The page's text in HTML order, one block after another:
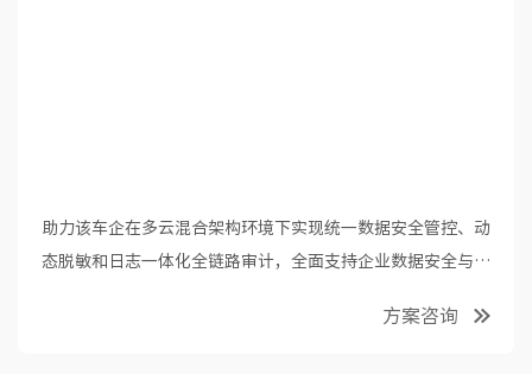
助力该车企在多云混合架构环境下实现统一数据安全管控、动
态脱敏和日志一体化全链路审计，全面支持企业数据安全与合
方案咨询